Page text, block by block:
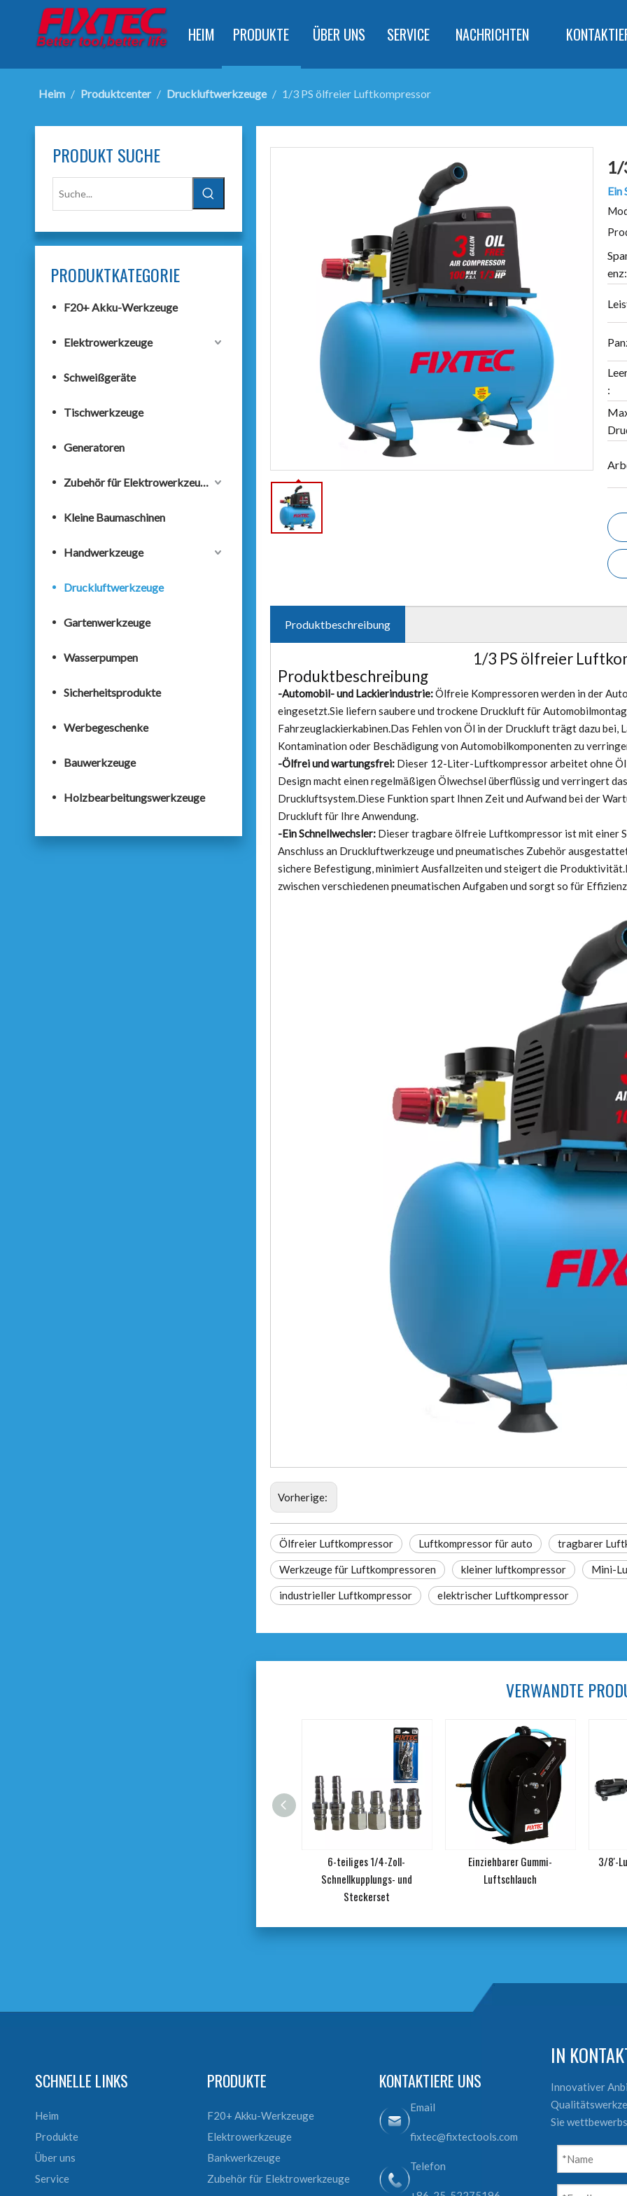
HEIM PRODUKTE ÜBER UNS SERVICE NACHRICHTEN
Heim / Produktcenter / Druckluftwerkzeuge / 1/3 PS ölfreier Luftkompressor
PRODUKT SUCHE
PRODUKTKATEGORIE
F20+ Akku-Werkzeuge
Elektrowerkzeuge
Schweißgeräte
Tischwerkzeuge
Generatoren
Zubehör für Elektrowerkzeuge
Kleine Baumaschinen
Handwerkzeuge
Druckluftwerkzeuge
Gartenwerkzeuge
Wasserpumpen
Sicherheitsprodukte
Werbegeschenke
Bauwerkzeuge
Holzbearbeitungswerkzeuge
1/
Ein
enz:
:
Produktbeschreibung
1/3 PS ölfreier
Produktbeschreibung
-Automobil- und Lackierindustrie:Ölfreie Kompressoren werden in der
eingesetzt.Sie liefern saubere und trockene Druckluft für
Fahrzeuglackierkabinen.Das Fehlen von Öl in der Druckluft trägt dazu bei,
Kontamination oder Beschädigung von Automobilkomponenten zu
-Ölfrei und wartungsfrei: Dieser 12-Liter-Luftkompressor arbeitet ohne
Design macht einen regelmäßigen Ölwechsel überflüssig und verringert
Druckluftsystem.Diese Funktion spart Ihnen Zeit und Aufwand bei der
Druckluft für Ihre Anwendung.
-Ein Schnellwechsler: Dieser tragbare ölfreie Luftkompressor ist mit einer
Anschluss an Druckluftwerkzeuge und pneumatisches Zubehör
sichere Befestigung, minimiert Ausfallzeiten und steigert die
zwischen verschiedenen pneumatischen Aufgaben und sorgt so für
Vorherige:
Ölfreier Luftkompressor Luftkompressor für auto tragbarer
Werkzeuge für Luftkompressoren kleiner luftkompressor Mini-
industrieller Luftkompressor elektrischer Luftkompressor
VERWANDTE
6-teiliges 1/4-Zoll-
Schnellkupplungs- und
Steckerset
Einziehbarer Gummi-
Luftschlauch
3/8'-
SCHNELLE LINKS
Heim
Produkte
Über uns
Service
PRODUKTE
F20+ Akku-Werkzeuge
Elektrowerkzeuge
Bankwerkzeuge
Zubehör für Elektrowerkzeuge
KONTAKTIERE UNS
Email
fixtec@fixtectools.com
Telefon
IN
Innovativer
Sie